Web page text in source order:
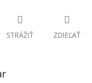
STRÁŽIŤ ZDIEĽAŤ